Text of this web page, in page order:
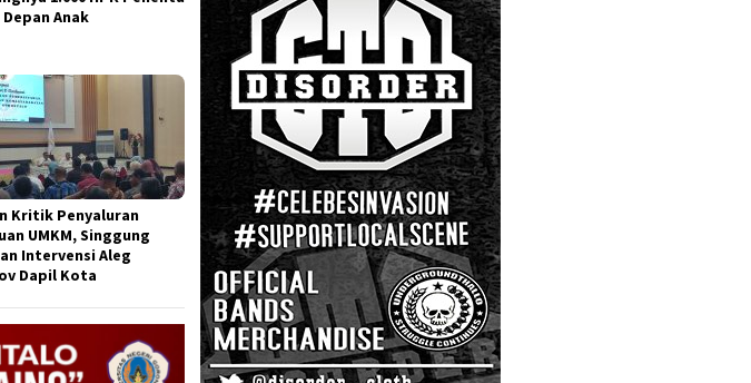
Depan Anak
Kritik Penyaluran
UMKM, Singgung
Intervensi Aleg
Dapil Kota